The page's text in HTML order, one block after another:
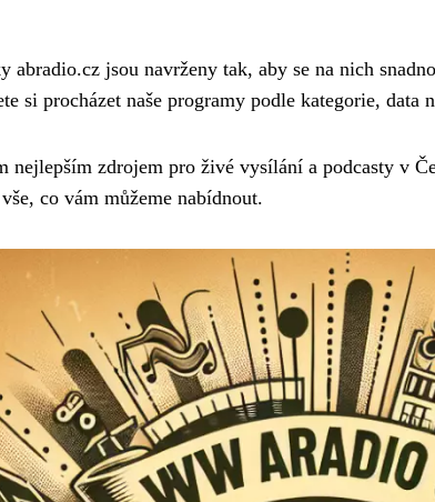
abradio.cz jsou navrženy tak, aby se na nich
si procházet naše programy podle kategorie, data
nejlepším zdrojem pro živé vysílání a podcasty v
co vám můžeme nabídnout.